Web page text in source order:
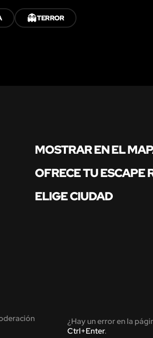
👻TERROR
MOSTRAR EN EL
OFRECE TU ESCAPE
ELIGE CIUDAD
¿Hay un error en la
Ctrl+Enter.